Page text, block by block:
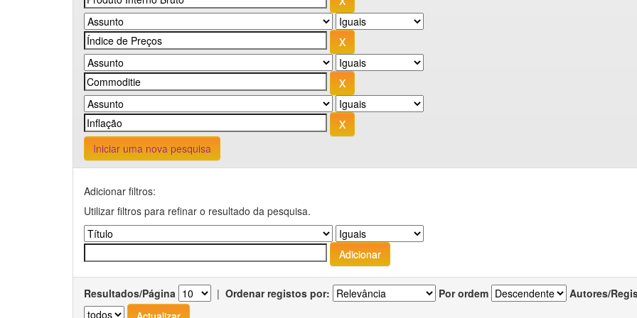
Iniciar uma nova pesquisa
Adicionar filtros:
Utilizar filtros para refinar o resultado da pesquisa.
Resultados/Página | Ordenar registos por: Por ordem Autores/